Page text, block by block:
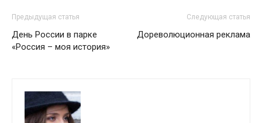
Предыдущая статья
День России в парке
«Россия – моя история»
Следующая статья
Дореволюционная реклама